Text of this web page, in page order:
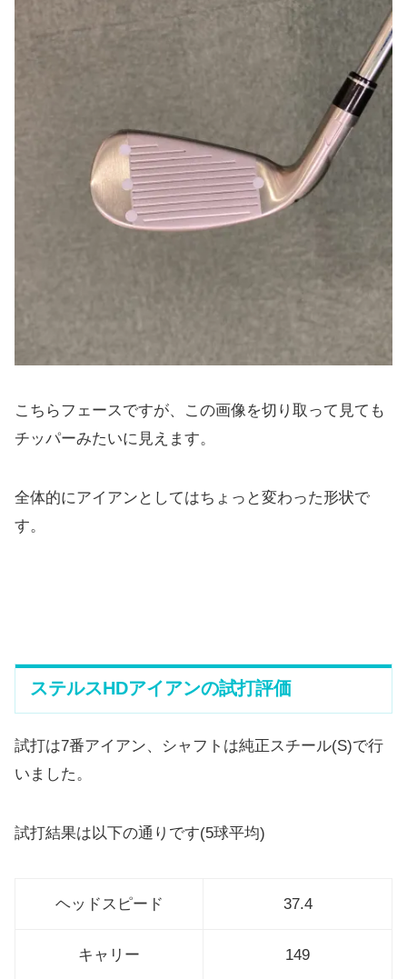
こちらフェースですが、
この画像を切り取って見ても
チッパーみたいに見えます。
全体的にアイアンとしてはちょっと変わった形状で
す。
ステルスHDアイアンの試打評価
試打は7番アイアン、シャフトは純正スチール(S)で行
いました。
試打結果は以下の通りです(5球平均)
ヘッドスピード 37.4
キャリー 149